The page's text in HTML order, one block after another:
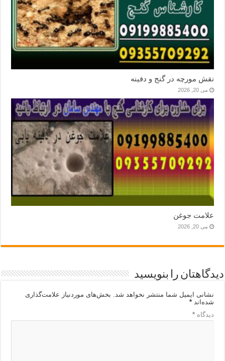
نقش مورچه در گنج و دفینه
می 20, 2026
علامت جوغن
می 20, 2026
دیدگاهتان را بنویسید
نشانی ایمیل شما منتشر نخواهد شد. بخش‌های موردنیاز علامت‌گذاری
شده‌اند*
دیدگاه*